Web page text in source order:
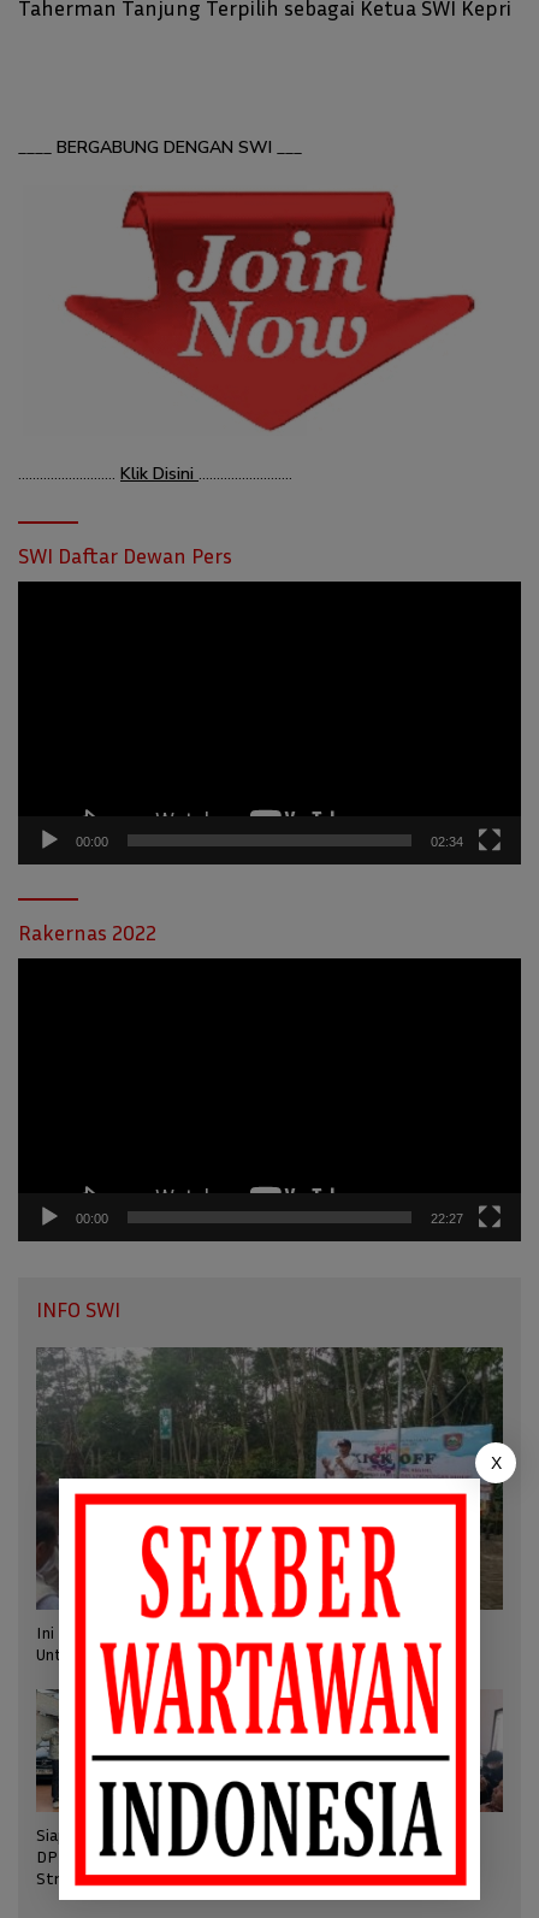
Taherman Tanjung Terpilih sebagai Ketua SWI Kepri
____ BERGABUNG DENGAN SWI ___
……………………… Klik Disini ……………………..
SWI Daftar Dewan Pers
00:00 02:34
Rakernas 2022
00:00 22:27
INFO SWI
Ini Kata Sekjen/Plt. Ketum SWI pada Kick Off Pers Mengabdi
Untuk Negeri
Siapkan Munas 2026, RPP
DPP SWI Hasilkan Keputusan
Strategis
SWI Apresiasi BPMI
Kembalikan ID Card Liputan
Istana Diana
X